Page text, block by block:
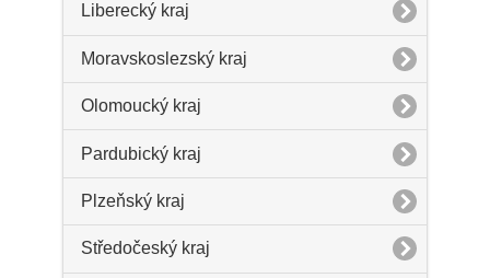
Liberecký kraj
Moravskoslezský kraj
Olomoucký kraj
Pardubický kraj
Plzeňský kraj
Středočeský kraj